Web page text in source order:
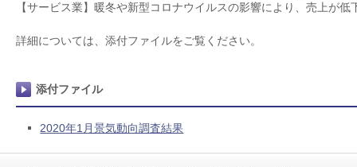
【サービス業】暖冬や新型コロナウイルスの影響により、売上が低
詳細については、添付ファイルをご覧ください。
添付ファイル
2020年1月景気動向調査結果